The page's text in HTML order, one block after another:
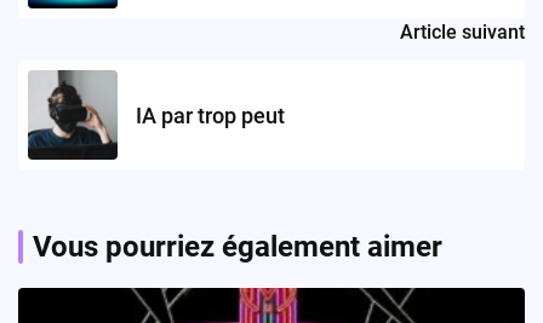
Article suivant
IA par trop peut
Vous pourriez également aimer